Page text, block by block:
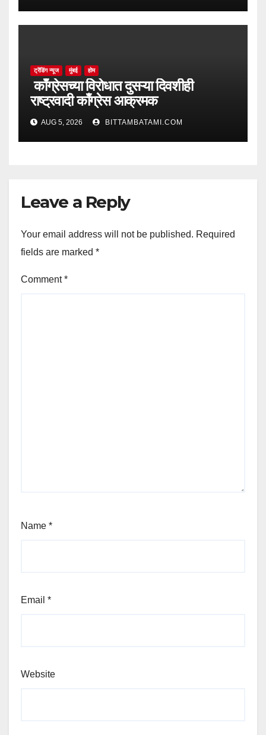
ट्रेंडिंग न्यूज मुंबई होम
काँग्रेसच्या विरोधात दुसऱ्या दिवशीही
राष्ट्रवादी काँग्रेस आक्रमक
AUG 5, 2026 BITTAMBATAMI.COM
Leave a Reply
Your email address will not be published. Required
fields are marked *
Comment*
Name *
Email *
Website